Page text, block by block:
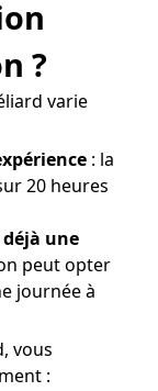
?
varie
: la
20 heures
une
peut opter
journée à
vous
: